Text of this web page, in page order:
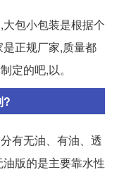
包小包装是根据个
正规厂家,质量都
定的吧,以。
?
有无油、有油、透
版的是主要靠水性